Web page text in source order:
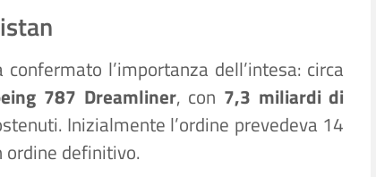
confermato l’importanza dell’intesa: circa
787 Dreamliner, con 7,3 miliardi di
Inizialmente l’ordine prevedeva 14
definitivo.